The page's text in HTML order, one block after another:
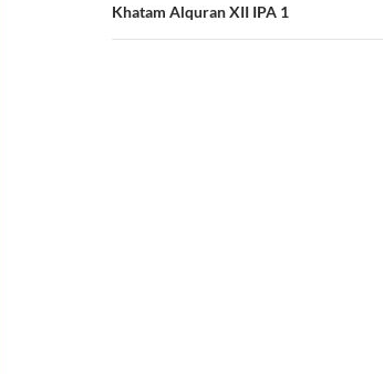
Khatam Alquran XII IPA 1